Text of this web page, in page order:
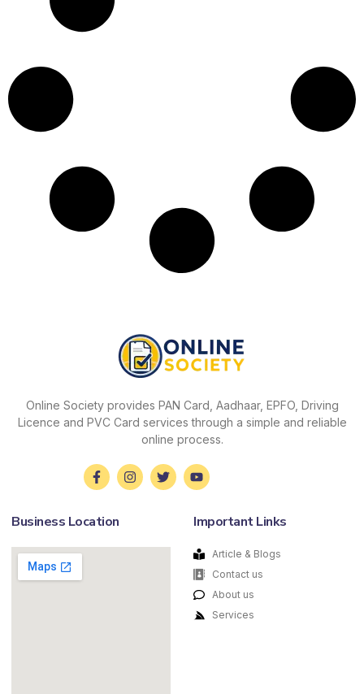
Online Society provides PAN Card, Aadhaar, EPFO, Driving
Licence and PVC Card services through a simple and reliable
online process.
Business Location Important Links
Article & Blogs
Contact us
About us
Services